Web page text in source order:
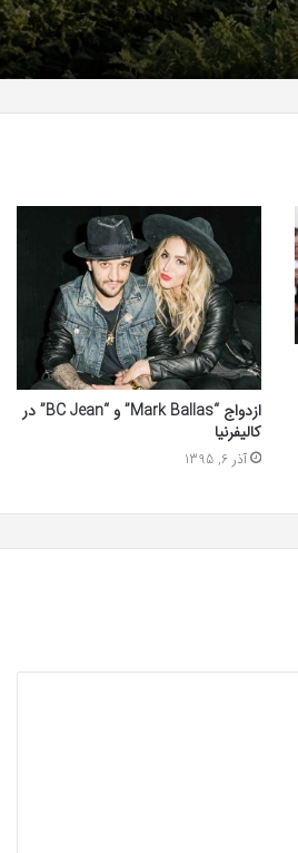
ازدواج “Mark Ballas” و “BC Jean” در
کالیفرنیا
آذر 6, 1395